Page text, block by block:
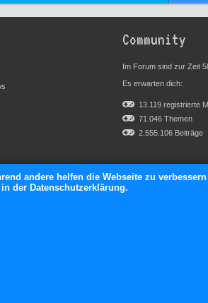
Community
Im Forum sind zur Zeit
Es erwarten dich:
13.119 registrierte
71.046 Themen
2.555.106 Beiträge
andere helfen die Webseite zu
der Datenschutzerklärung.